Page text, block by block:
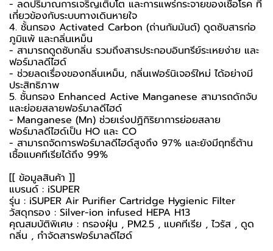
- ลดปริมาณการเจริญเติบโต และการแพร่กระจายของเชื้อโรค ที่
เกี่ยวข้องกับระบบทางเดินหายใจ
4. ชั้นกรอง Activated Carbon (ถ่านกัมมันต์) ดูดซับสารก่อ
ภูมิแพ้ และกลิ่นเหม็น
- สามารถดูดซับกลิ่น รวมถึงสารประกอบอินทรีย์ระเหยง่าย และ
ฟอร์มาลดีไฮด์
- ช่วยลดเรื่องของกลิ่นเหม็น, กลิ่นเฟอร์นิเจอร์ใหม่ ได้อย่างมี
ประสิทธิภาพ
5. ชั้นกรอง Enhanced Active Manganese สามารถดักจับ
และย่อยสลายฟอร์มาลดีไฮด์
- Manganese (Mn) ช่วยเร่งปฏิกิริยาการย่อยสลาย
ฟอร์มาลดีไฮด์เป็น HO และ CO
- สามารถจัดการฟอร์มาลดีไฮด์สูงถึง 97% และยังมีฤทธิ์ต้าน
เชื้อแบคทีเรียได้ถึง 99%
[[ ข้อมูลสินค้า ]]
แบรนด์ : iSUPER
รุ่น : iSUPER Air Purifier Cartridge Hygienic Filter
วัสดุกรอง : Silver-ion infused HEPA H13
คุณสมบัติพิเศษ : กรองฝุ่น , PM2.5 , แบคทีเรีย , ไวรัส , ดูด
กลิ่น , กำจัดสารฟอร์มาลดีไฮด์